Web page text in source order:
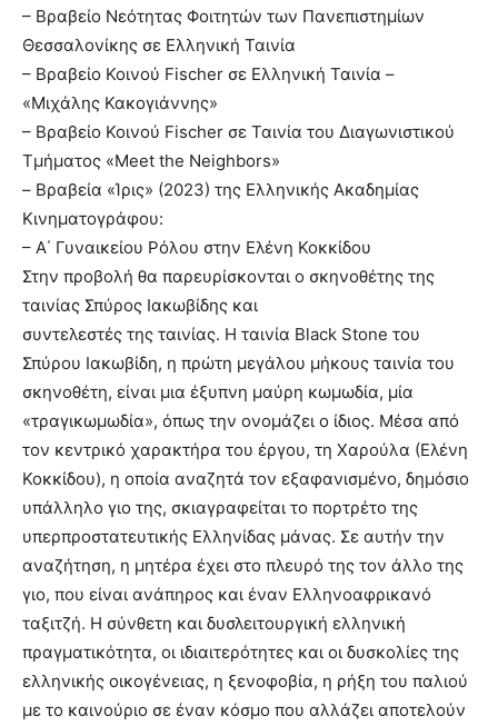
– Βραβείο Νεότητας Φοιτητών των Πανεπιστημίων
Θεσσαλονίκης σε Ελληνική Ταινία
– Βραβείο Κοινού Fischer σε Ελληνική Ταινία –
«Μιχάλης Κακογιάννης»
– Βραβείο Κοινού Fischer σε Ταινία του Διαγωνιστικού
Τμήματος «Meet the Neighbors»
– Βραβεία «Ίρις» (2023) της Ελληνικής Ακαδημίας
Κινηματογράφου:
– Α΄ Γυναικείου Ρόλου στην Ελένη Κοκκίδου
Στην προβολή θα παρευρίσκονται ο σκηνοθέτης της
ταινίας Σπύρος Ιακωβίδης και
συντελεστές της ταινίας. Η ταινία Black Stone του
Σπύρου Ιακωβίδη, η πρώτη μεγάλου μήκους ταινία του
σκηνοθέτη, είναι μια έξυπνη μαύρη κωμωδία, μία
«τραγικωμωδία», όπως την ονομάζει ο ίδιος. Μέσα από
τον κεντρικό χαρακτήρα του έργου, τη Χαρούλα (Ελένη
Κοκκίδου), η οποία αναζητά τον εξαφανισμένο, δημόσιο
υπάλληλο γιο της, σκιαγραφείται το πορτρέτο της
υπερπροστατευτικής Ελληνίδας μάνας. Σε αυτήν την
αναζήτηση, η μητέρα έχει στο πλευρό της τον άλλο της
γιο, που είναι ανάπηρος και έναν Ελληνοαφρικανό
ταξιτζή. Η σύνθετη και δυσλειτουργική ελληνική
πραγματικότητα, οι ιδιαιτερότητες και οι δυσκολίες της
ελληνικής οικογένειας, η ξενοφοβία, η ρήξη του παλιού
με το καινούριο σε έναν κόσμο που αλλάζει αποτελούν